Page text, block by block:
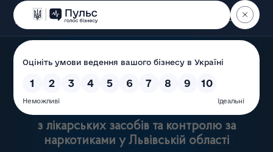
Пошук
з лікарських засобів та контролю за
наркотиками у Львівській області